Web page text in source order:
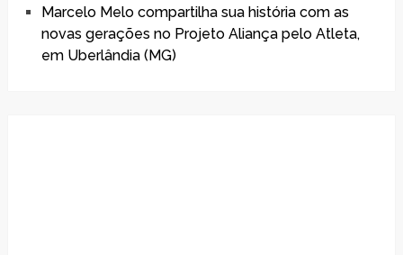
Marcelo Melo compartilha sua história com as
novas gerações no Projeto Aliança pelo Atleta,
em Uberlândia (MG)